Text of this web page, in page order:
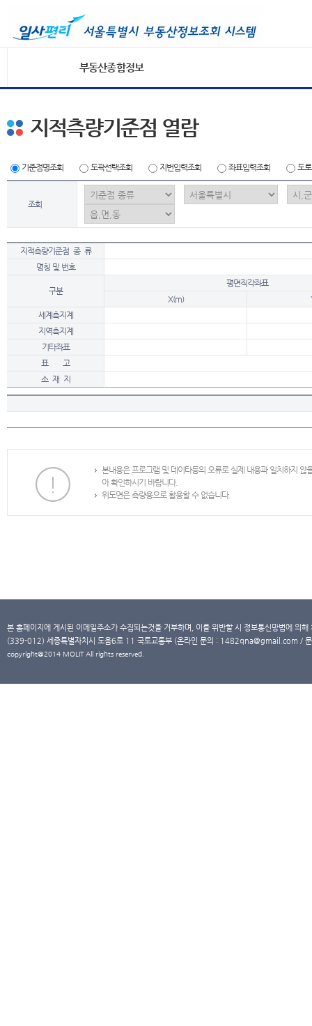
부동산종합정보
지적측량기준점 열람
기준점명조회 도곽선택조회 지번입력조회 좌표입력조회 도
조회
지적측량기준점 종 류
명칭 및 번호
구분
평면직각좌표
X(m)
세계측지계
지역측지계
기타좌표
표 고
소 재 지
본내용은 프로그램 및 데이타등의 오류로 실제 내용과 일치하지
아 확인하시기 바랍니다.
위도면은 측량용으로 활용할 수 없습니다.
본 홈페이지에 게시된 이메일주소가 수집되는것을 거부하며, 이를 위반할 시 정보통신망법에 의
(339-012) 세종특별자치시 도움6로 11 국토교통부 (온라인 문의 : 1482qna@gmail.com /
copyright@2014 MOLIT All rights reserved.